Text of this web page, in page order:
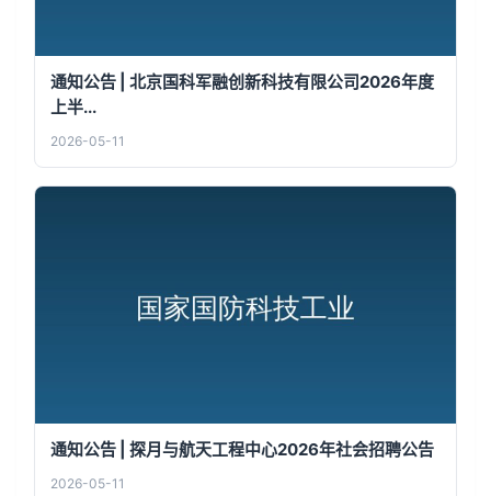
通知公告 | 北京国科军融创新科技有限公司2026年度
上半...
2026-05-11
通知公告 | 探月与航天工程中心2026年社会招聘公告
2026-05-11